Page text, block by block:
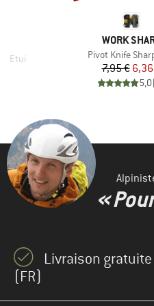
Etui
MARQUE
WORK
Article
Pivot Knife
Prix
7,95 € Prix
5,0
«
Livraison gratuite
(FR)